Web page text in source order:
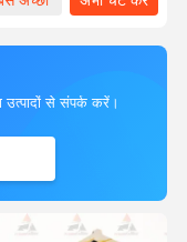
से संपर्क करें।